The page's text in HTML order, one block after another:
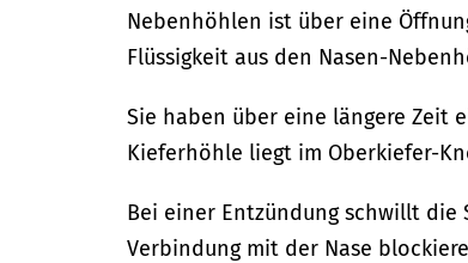
Nebenhöhlen ist über eine
Flüssigkeit aus den Nasen-
Sie haben über eine längere Zeit
Kieferhöhle liegt im Oberkiefer-
Bei einer Entzündung schwillt die
Verbindung mit der Nase